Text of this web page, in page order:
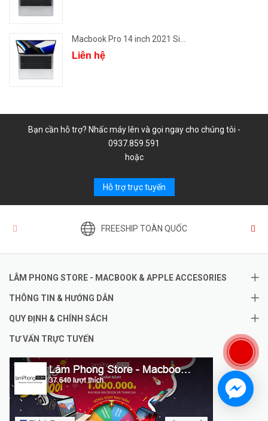
Macbook Pro 14 inch 2021 Si...
Liên hệ
Bạn cần hỗ trợ? Nhấc máy lên và gọi ngay cho chúng tôi -
0937.859.591
hoặc
Hỗ trợ trực tuyến
FREESHIP TOÀN QUỐC
LÂM PHONG STORE - MACBOOK & APPLE ACCESORIES
THÔNG TIN & HƯỚNG DẪN
QUY ĐỊNH & CHÍNH SÁCH
TƯ VẤN TRỰC TUYẾN